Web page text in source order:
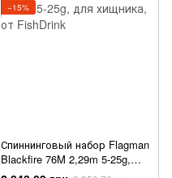
−15%
Спиннинговый набор Flagman
Blackfire 76M 2,29m 5-25g,
для хищника, от FishDrink